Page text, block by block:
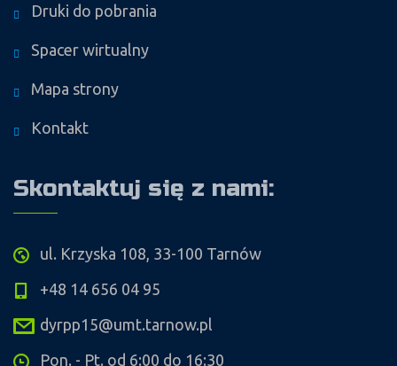
Druki do pobrania
Spacer wirtualny
Mapa strony
Kontakt
Skontaktuj się z nami:
ul. Krzyska 108, 33-100 Tarnów
+48 14 656 04 95
dyrpp15@umt.tarnow.pl
Pon. - Pt. od 6:00 do 16:30